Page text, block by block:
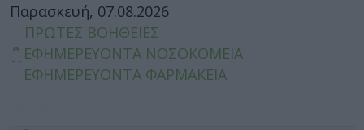
Παρασκευή, 07.08.2026
ΠΡΩΤΕΣ ΒΟΗΘΕΙΕΣ
ΕΦΗΜΕΡΕΥΟΝΤΑ ΝΟΣΟΚΟΜΕΙΑ
ΕΦΗΜΕΡΕΥΟΝΤΑ ΦΑΡΜΑΚΕΙΑ